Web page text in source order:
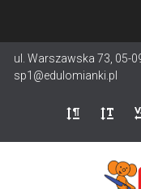
treści
ul. Warszawska 73, 05-
sp1@edulomianki.pl